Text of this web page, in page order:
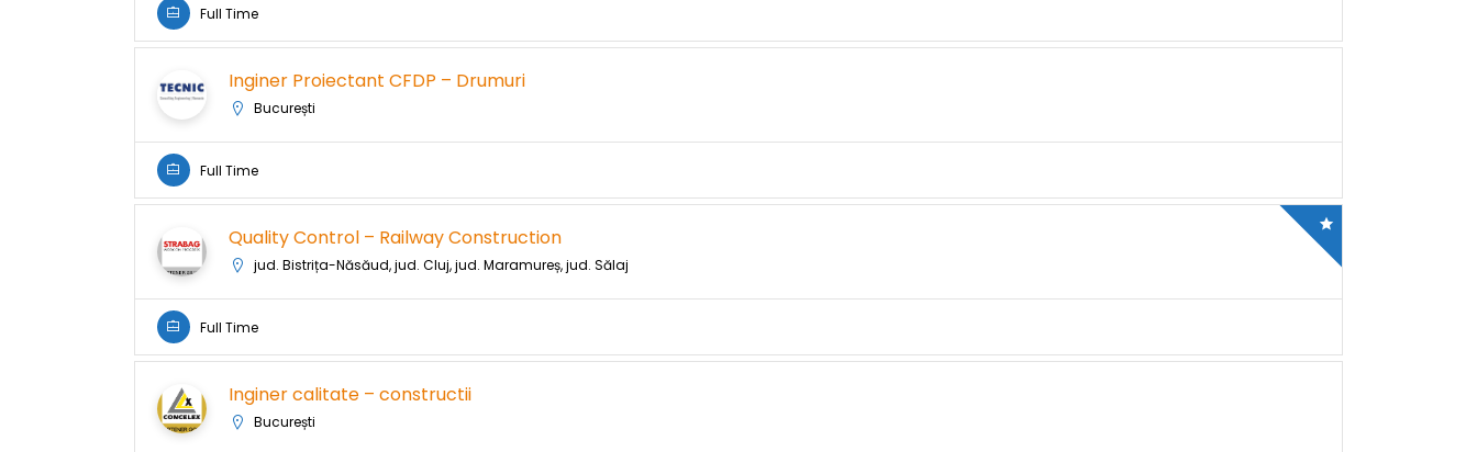
Full Time
Inginer Proiectant CFDP – Drumuri
București
Full Time
Quality Control – Railway Construction
jud. Bistrița-Năsăud, jud. Cluj, jud. Maramureș, jud. Sălaj
Full Time
Inginer calitate – constructii
București